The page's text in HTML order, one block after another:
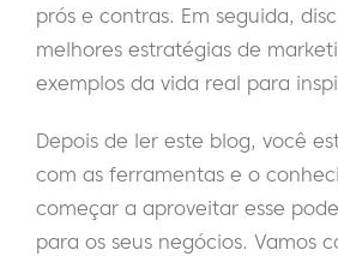
prós e contras. Em seguida,
melhores estratégias de
exemplos da vida real para
Depois de ler este blog, você
com as ferramentas e o
começar a aproveitar esse
para os seus negócios. Vamos